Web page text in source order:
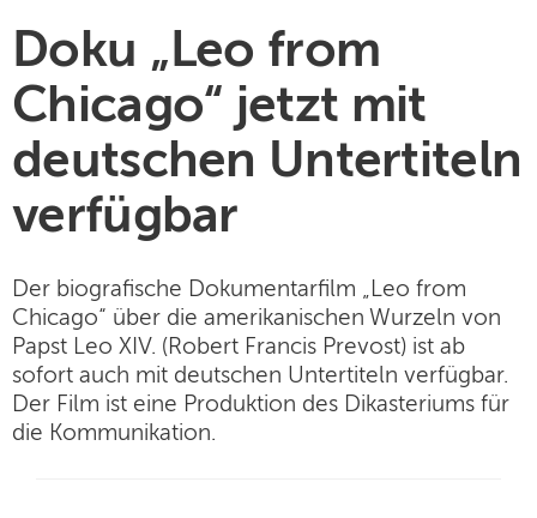
Doku „Leo from
Chicago“ jetzt mit
deutschen Untertiteln
verfügbar
Der biografische Dokumentarfilm „Leo from
Chicago“ über die amerikanischen Wurzeln von
Papst Leo XIV. (Robert Francis Prevost) ist ab
sofort auch mit deutschen Untertiteln verfügbar.
Der Film ist eine Produktion des Dikasteriums für
die Kommunikation.